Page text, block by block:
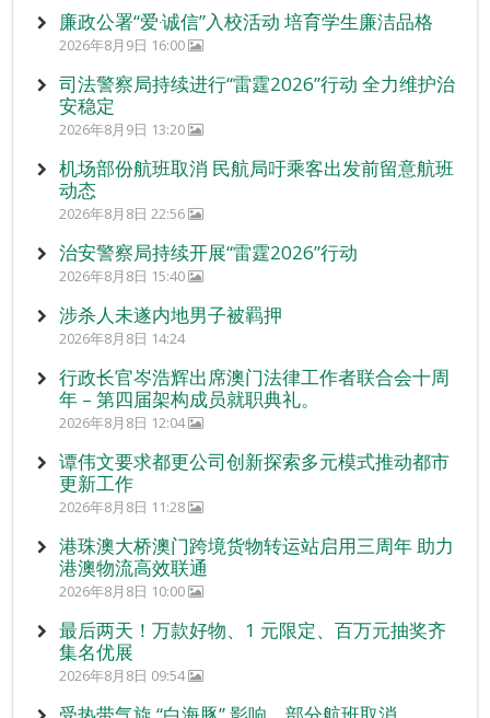
廉政公署“爱‧诚信”入校活动 培育学生廉洁品格
2026年8月9日 16:00
司法警察局持续进行“雷霆2026”行动 全力维护治
安稳定
2026年8月9日 13:20
机场部份航班取消 民航局吁乘客出发前留意航班
动态
2026年8月8日 22:56
治安警察局持续开展“雷霆2026”行动
2026年8月8日 15:40
涉杀人未遂内地男子被羁押
2026年8月8日 14:24
行政长官岑浩辉出席澳门法律工作者联合会十周
年 – 第四届架构成员就职典礼。
2026年8月8日 12:04
谭伟文要求都更公司创新探索多元模式推动都市
更新工作
2026年8月8日 11:28
港珠澳大桥澳门跨境货物转运站启用三周年 助力
港澳物流高效联通
2026年8月8日 10:00
最后两天！万款好物、1 元限定、百万元抽奖齐
集名优展
2026年8月8日 09:54